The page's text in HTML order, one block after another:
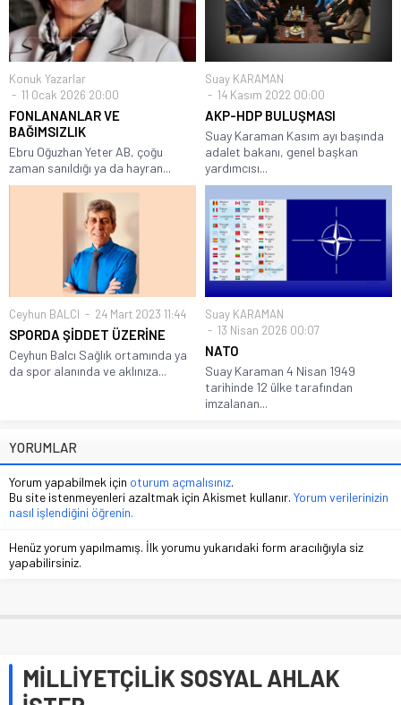
Konuk Yazarlar
11 Ocak 2026 20:00
FONLANANLAR VE
BAĞIMSIZLIK
Ebru Oğuzhan Yeter AB, çoğu
zaman sanıldığı ya da hayran...
Suay KARAMAN
14 Kasım 2022 00:00
AKP-HDP BULUŞMASI
Suay Karaman Kasım ayı başında
adalet bakanı, genel başkan
yardımcısı...
Ceyhun BALCI 24 Mart 2023 11:44
SPORDA ŞİDDET ÜZERİNE
Ceyhun Balcı Sağlık ortamında ya
da spor alanında ve aklınıza...
Suay KARAMAN
13 Nisan 2026 00:07
NATO
Suay Karaman 4 Nisan 1949
tarihinde 12 ülke tarafından
imzalanan...
YORUMLAR
Yorum yapabilmek için oturum açmalısınız.
Bu site istenmeyenleri azaltmak için Akismet kullanır. Yorum verilerinizin
nasıl işlendiğini öğrenin.
Henüz yorum yapılmamış. İlk yorumu yukarıdaki form aracılığıyla siz
yapabilirsiniz.
MİLLİYETÇİLİK SOSYAL AHLAK